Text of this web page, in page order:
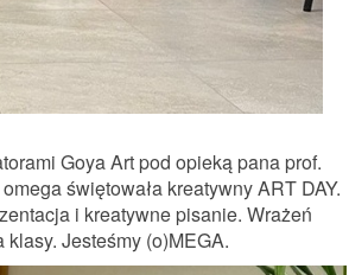
Goya Art pod opieką pana prof.
świętowała kreatywny ART DAY.
i kreatywne pisanie. Wrażeń
Jesteśmy (o)MEGA.